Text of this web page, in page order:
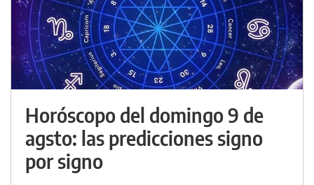
Horóscopo del domingo 9 de
agsto: las predicciones signo
por signo